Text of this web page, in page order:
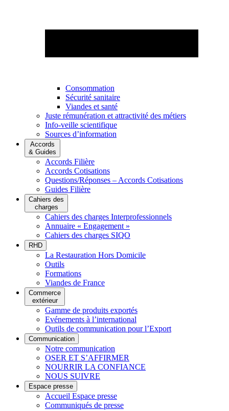
Consommation
Sécurité sanitaire
Viandes et santé
Juste rémunération et attractivité des métiers
Info-veille scientifique
Sources d’information
Accords
& Guides
Accords Filière
Accords Cotisations
Questions/Réponses – Accords Cotisations
Guides Filière
Cahiers des
charges
Cahiers des charges Interprofessionnels
Annuaire « Engagement »
Cahiers des charges SIQO
RHD
La Restauration Hors Domicile
Outils
Formations
Viandes de France
Commerce
extérieur
Gamme de produits exportés
Evénements à l’international
Outils de communication pour l’Export
Communication
Notre communication
OSER ET S’AFFIRMER
NOURRIR LA CONFIANCE
NOUS SUIVRE
Espace presse
Accueil Espace presse
Communiqués de presse